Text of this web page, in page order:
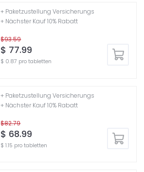
$93.59
$ 77.99
$ 0.87 pro tabletten
+ Paketzustellung Versicherungs
+ Nächster Kauf 10% Rabatt
$82.79
$ 68.99
$ 1.15 pro tabletten
+ Paketzustellung Versicherungs
+ Nächster Kauf 10% Rabatt